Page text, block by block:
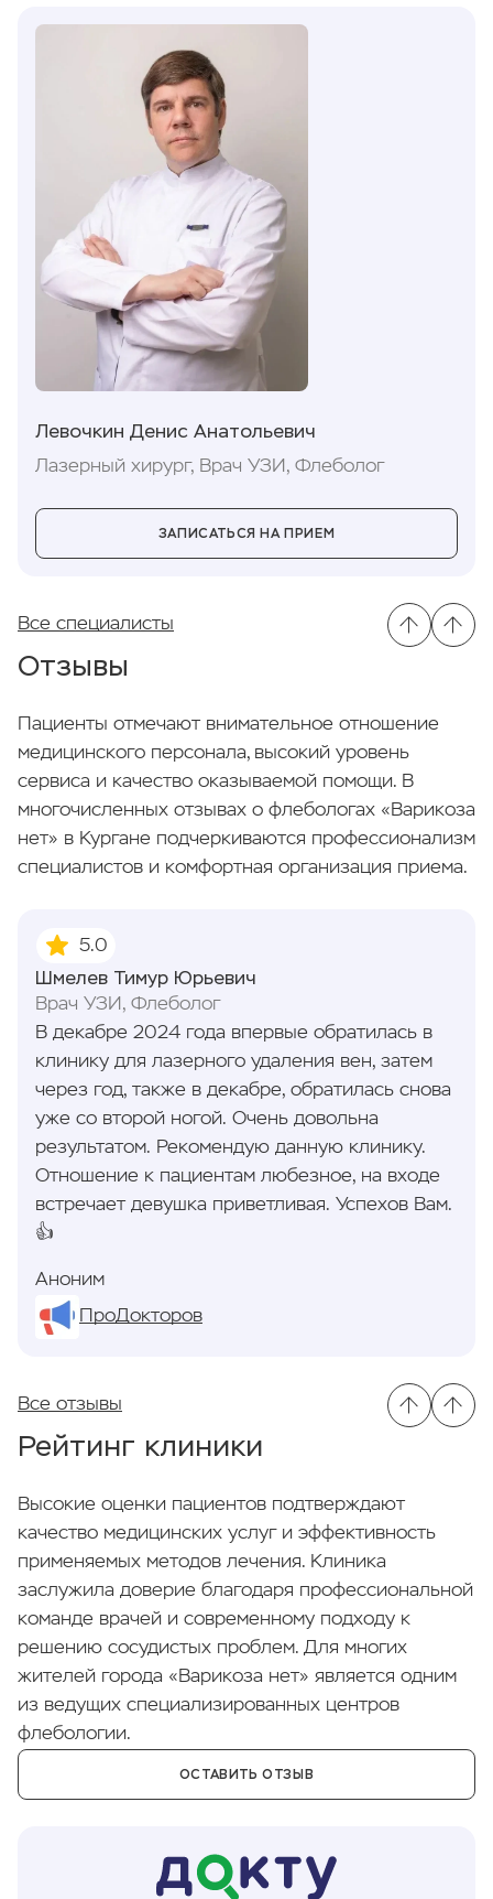
Левочкин Денис Анатольевич
Лазерный хирург, Врач УЗИ, Флеболог
ЗАПИСАТЬСЯ НА ПРИЕМ
Все специалисты
Отзывы
Пациенты отмечают внимательное отношение
медицинского персонала, высокий уровень
сервиса и качество оказываемой помощи. В
многочисленных отзывах о флебологах «Варикоза
нет» в Кургане подчеркиваются профессионализм
специалистов и комфортная организация приема.
Шмелев Тимур Юрьевич
Врач УЗИ, Флеболог
5.0
В декабре 2024 года впервые обратилась в
клинику для лазерного удаления вен, затем
через год, также в декабре, обратилась снова
уже со второй ногой. Очень довольна
результатом. Рекомендую данную клинику.
Отношение к пациентам любезное, на входе
встречает девушка приветливая. Успехов Вам.
👍
Аноним
ПроДокторов
Все отзывы
Рейтинг клиники
Высокие оценки пациентов подтверждают
качество медицинских услуг и эффективность
применяемых методов лечения. Клиника
заслужила доверие благодаря профессиональной
команде врачей и современному подходу к
решению сосудистых проблем. Для многих
жителей города «Варикоза нет» является одним
из ведущих специализированных центров
флебологии.
ОСТАВИТЬ ОТЗЫВ